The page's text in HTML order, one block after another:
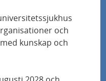
på Skånes
på genombrott
kan bli
och
kunskap och